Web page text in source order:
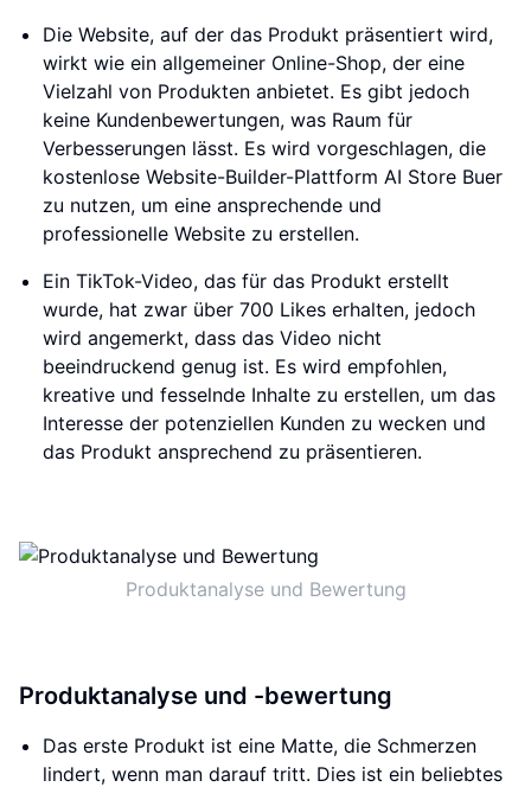
Die Website, auf der das Produkt präsentiert wird,
wirkt wie ein allgemeiner Online-Shop, der eine
Vielzahl von Produkten anbietet. Es gibt jedoch
keine Kundenbewertungen, was Raum für
Verbesserungen lässt. Es wird vorgeschlagen, die
kostenlose Website-Builder-Plattform AI Store Buer
zu nutzen, um eine ansprechende und
professionelle Website zu erstellen.
Ein TikTok-Video, das für das Produkt erstellt
wurde, hat zwar über 700 Likes erhalten, jedoch
wird angemerkt, dass das Video nicht
beeindruckend genug ist. Es wird empfohlen,
kreative und fesselnde Inhalte zu erstellen, um das
Interesse der potenziellen Kunden zu wecken und
das Produkt ansprechend zu präsentieren.
Produktanalyse und Bewertung
Produktanalyse und -bewertung
Das erste Produkt ist eine Matte, die Schmerzen
lindert, wenn man darauf tritt. Dies ist ein beliebtes